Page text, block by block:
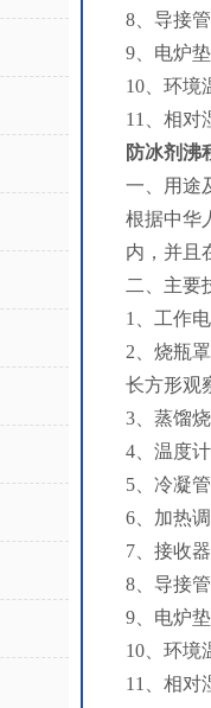
8、导接
9、电炉
10、环
11、相对
防冰剂沸
一、用途
根据中华
内，并且
二、主要
1、工作
2、烧瓶
长方形观
3、蒸馏
4、温度
5、冷凝
6、加热
7、接收
8、导接
9、电炉
10、环
11、相对